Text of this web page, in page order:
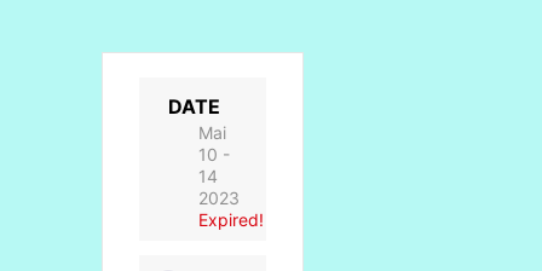
DATE
Mai
10 -
14
2023
Expired!